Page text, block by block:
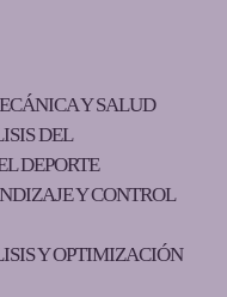
Y SALUD
DEL
DEPORTE
Y CONTROL
Y OPTIMIZACIÓN